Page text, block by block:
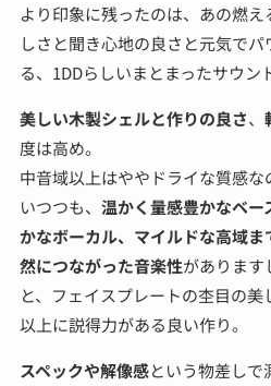
より印象に残ったのは、あの燃
しさと聞き心地の良さと元気で
る、1DDらしいまとまったサウン
美しい木製シェルと作りの良さ、
度は高め。
中音域以上はややドライな質感
いつつも、 温かく量感豊かなベ
かなボーカル、マイルドな高域
然につながった音楽性があります
と、フェイスプレートの杢目の
以上に説得力がある良い作り。
スペックや解像感という物差しで